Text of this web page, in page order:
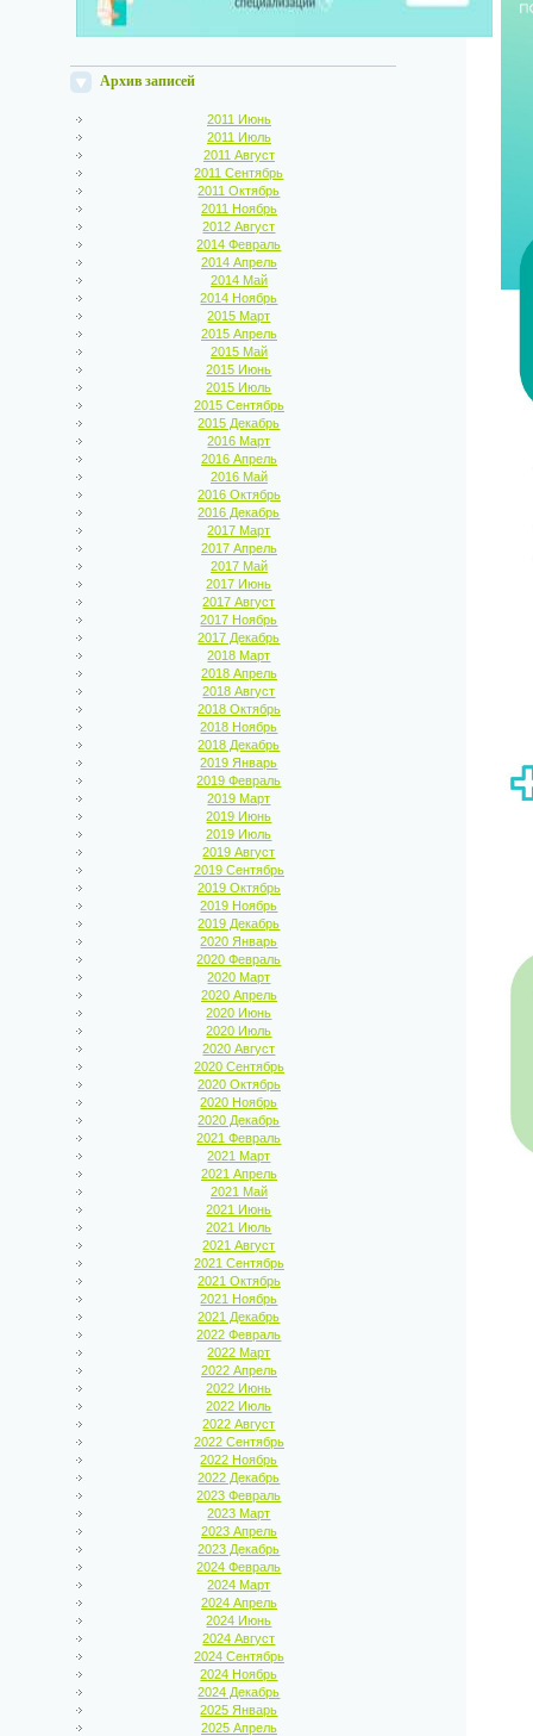
Архив записей
2011 Июнь
2011 Июль
2011 Август
2011 Сентябрь
2011 Октябрь
2011 Ноябрь
2012 Август
2014 Февраль
2014 Апрель
2014 Май
2014 Ноябрь
2015 Март
2015 Апрель
2015 Май
2015 Июнь
2015 Июль
2015 Сентябрь
2015 Декабрь
2016 Март
2016 Апрель
2016 Май
2016 Октябрь
2016 Декабрь
2017 Март
2017 Апрель
2017 Май
2017 Июнь
2017 Август
2017 Ноябрь
2017 Декабрь
2018 Март
2018 Апрель
2018 Август
2018 Октябрь
2018 Ноябрь
2018 Декабрь
2019 Январь
2019 Февраль
2019 Март
2019 Июнь
2019 Июль
2019 Август
2019 Сентябрь
2019 Октябрь
2019 Ноябрь
2019 Декабрь
2020 Январь
2020 Февраль
2020 Март
2020 Апрель
2020 Июнь
2020 Июль
2020 Август
2020 Сентябрь
2020 Октябрь
2020 Ноябрь
2020 Декабрь
2021 Февраль
2021 Март
2021 Апрель
2021 Май
2021 Июнь
2021 Июль
2021 Август
2021 Сентябрь
2021 Октябрь
2021 Ноябрь
2021 Декабрь
2022 Февраль
2022 Март
2022 Апрель
2022 Июнь
2022 Июль
2022 Август
2022 Сентябрь
2022 Ноябрь
2022 Декабрь
2023 Февраль
2023 Март
2023 Апрель
2023 Декабрь
2024 Февраль
2024 Март
2024 Апрель
2024 Июнь
2024 Август
2024 Сентябрь
2024 Ноябрь
2024 Декабрь
2025 Январь
2025 Апрель